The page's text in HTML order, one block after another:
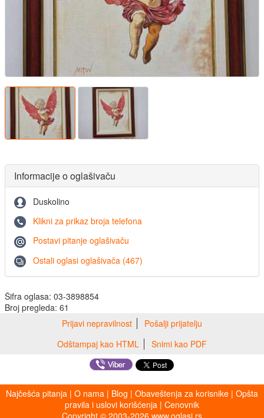
Informacije o oglašivaču
Duskolino
Klikni za prikaz broja telefona
Postavi pitanje oglašivaču
Ostali oglasi oglašivača (467)
Šifra oglasa: 03-3898854
Broj pregleda: 61
Prijavi nepravilnost
Pošalji prijatelju
Odštampaj kao HTML
Snimi kao PDF
Najčešća pitanja | O nama | Blog | Obaveštenja za korisnike | Opšta
pravila i uslovi korišćenja | Cenovnik
Copyright © 2003-2026 www.oglasi.rs